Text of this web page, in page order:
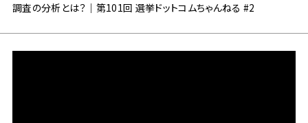
調査の分析とは？｜第101回 選挙ドットコムちゃんねる #2